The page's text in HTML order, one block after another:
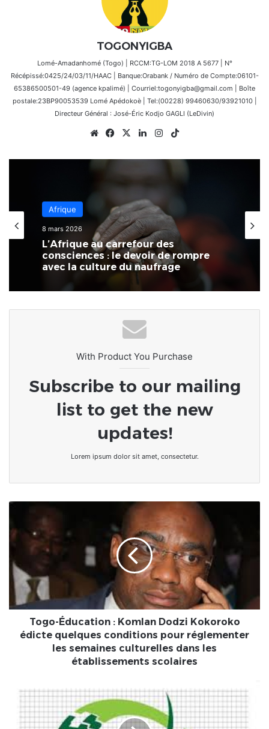
TOGONYIGBA
Lomé-Amadanhomé (Togo) | RCCM:TG-LOM 2018 A 5677 | N°
Récépissé:0425/24/03/11/HAAC | Banque:Orabank / Numéro de Compte:06101-
65386500501-49 (agence kpalimé) | Courriel:togonyigba@gmail.com | Boîte
postale:23BP90053539 Lomé Apédokoè | Tel:(00228) 99460630/93921010 |
Directeur Général : José-Éric Kodjo GAGLI (LeDivin)
WebsiteFacebook
X LinkedinInstagram
Afrique
8 mars 2026
L’Afrique au carrefour des
consciences : le devoir de rompre
Économie
3 mars 2026
Au Togo, il existe un écart
significatif entre les performances
économiques reconnues et la réalité
With Product You Purchase
Subscribe to our mailing
list to get the new
updates!
Lorem ipsum dolor sit amet, consectetur.
Kokoroko
édicte
quelques
conditions
réglementer
établissements
scolaires
Togo-Éducation : Komlan Dodzi Kokoroko
édicte quelques conditions pour réglementer
les semaines culturelles dans les
établissements scolaires
Suspension
journaux